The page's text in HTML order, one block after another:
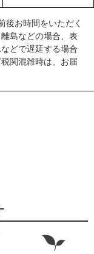
後お時間をいただく
島などの場合、表
どで遅延する場合
関混雑時は、お届